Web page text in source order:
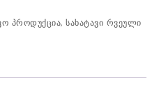
პროდუქცია,სახატავი რვეული